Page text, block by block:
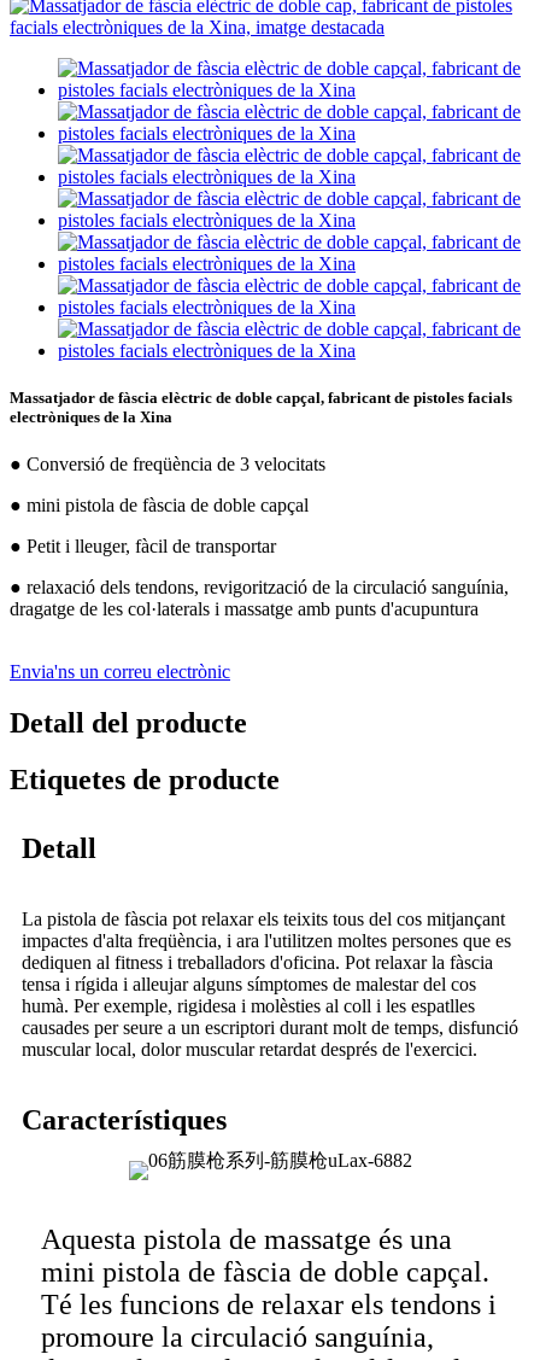
Massatjador de fàscia elèctric de doble capçal, fabricant de pistoles facials
electròniques de la Xina
● Conversió de freqüència de 3 velocitats
● mini pistola de fàscia de doble capçal
● Petit i lleuger, fàcil de transportar
● relaxació dels tendons, revigorització de la circulació sanguínia,
dragatge de les col·laterals i massatge amb punts d'acupuntura
Envia'ns un correu electrònic
Detall del producte
Etiquetes de producte
Detall
La pistola de fàscia pot relaxar els teixits tous del cos mitjançant
impactes d'alta freqüència, i ara l'utilitzen moltes persones que es
dediquen al fitness i treballadors d'oficina. Pot relaxar la fàscia
tensa i rígida i alleujar alguns símptomes de malestar del cos
humà. Per exemple, rigidesa i molèsties al coll i les espatlles
causades per seure a un escriptori durant molt de temps, disfunció
muscular local, dolor muscular retardat després de l'exercici.
Característiques
Aquesta pistola de massatge és una
mini pistola de fàscia de doble capçal.
Té les funcions de relaxar els tendons i
promoure la circulació sanguínia,